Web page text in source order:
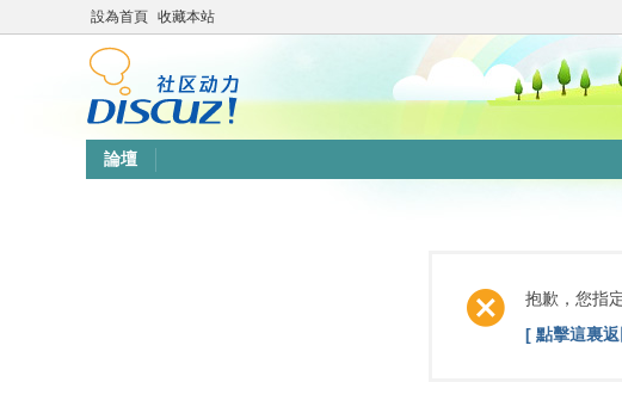
設為首頁 收藏本站
論壇
抱歉，您指
[ 點擊這裏